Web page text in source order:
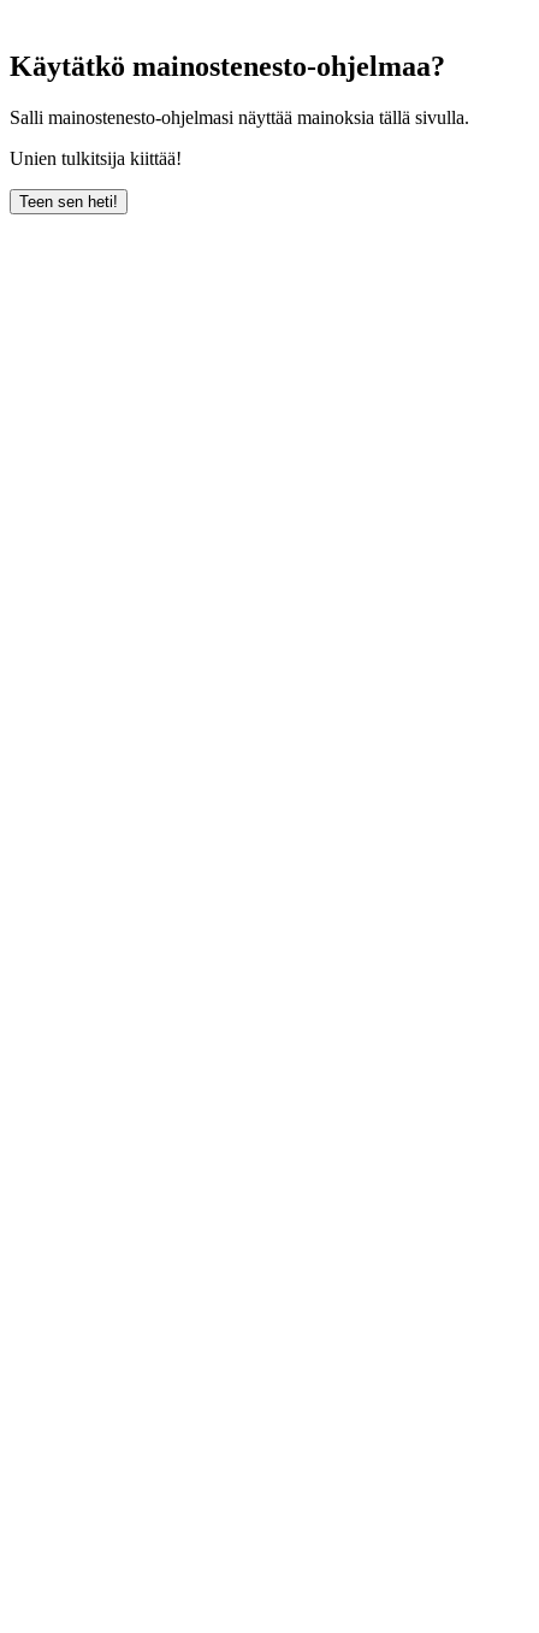
Käytätkö mainostenesto-ohjelmaa?
Salli mainostenesto-ohjelmasi näyttää mainoksia tällä sivulla.
Unien tulkitsija kiittää!
Teen sen heti!